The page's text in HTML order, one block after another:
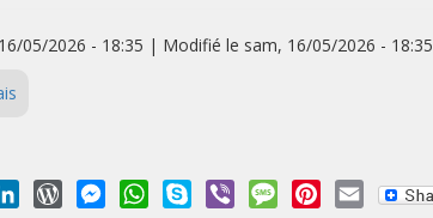
05/2026 - 18:35 | Modifié le sam, 16/05/2026 - 18:35
LinkedInWordPressMessengerWhatsApp
Skype Viber MessagePinterest
Email